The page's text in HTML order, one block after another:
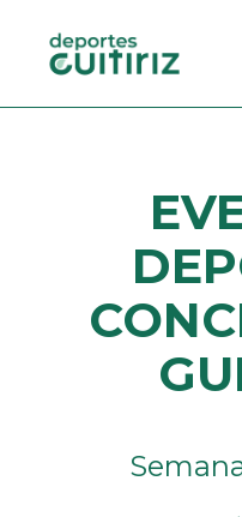
Search Site